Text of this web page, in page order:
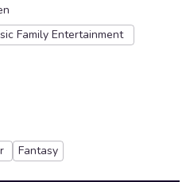
Family Entertainment
Fantasy